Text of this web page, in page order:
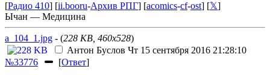
[Радио 410] [ii.booru-Архив РПГ] [acomics-cf-ost] [𝕏]
Ычан — Медицина
a_104_1.jpg - (228 KB, 460x528)
Антон Буслов Чт 15 сентября 2016 21:28:10
№33776
[Ответ]